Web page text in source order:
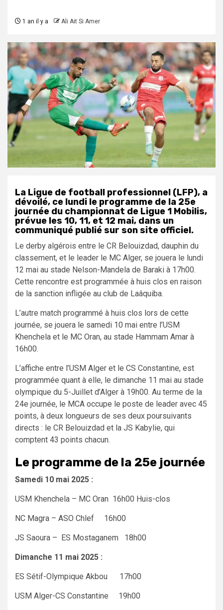
1 an il y a Ali Ait Si Amer
La Ligue de football professionnel (LFP), a
dévoilé, ce lundi le programme de la 25e
journée du championnat de Ligue 1 Mobilis,
prévue les 10, 11, et 12 mai, dans un
communiqué publié sur son site officiel.
Le derby algérois entre le CR Belouizdad, dauphin du
classement, et le leader le MC Alger, se jouera le lundi
12 mai au stade Nelson-Mandela de Baraki à 17h00.
Cette rencontre est programmée à huis clos en raison
de la sanction infligée au club de Laâquiba.
L’autre match programmé à huis clos lors de cette
journée, se jouera le samedi 10 mai entre l’USM
Khenchela et le MC Oran, au stade Hammam Amar à
16h00.
L’affiche entre l’USM Alger et le CS Constantine, est
programmée quant à elle, le dimanche 11 mai au stade
olympique du 5-Juillet d’Alger à 19h00. Au terme de la
24e journée, le MCA occupe le poste de leader avec 45
points, à deux longueurs de ses deux poursuivants
directs : le CR Belouizdad et la JS Kabylie, qui
comptent 43 points chacun.
Le programme de la 25e journée
Samedi 10 mai 2025 :
USM Khenchela – MC Oran 16h00 Huis-clos
NC Magra – ASO Chlef 16h00
JS Saoura – ES Mostaganem 18h00
Dimanche 11 mai 2025 :
ES Sétif-Olympique Akbou 17h00
USM Alger-CS Constantine 19h00